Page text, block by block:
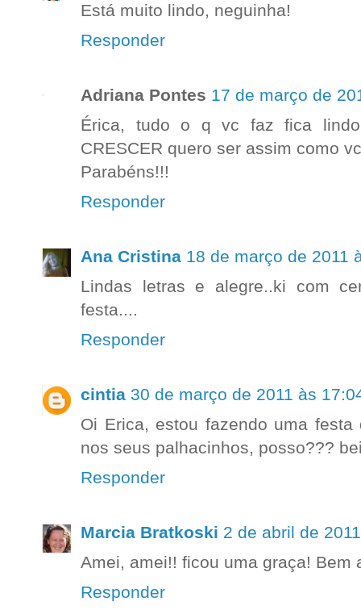
Está muito lindo, neguinha!
Responder
Adriana Pontes 17 de março de
Érica, tudo o q vc faz fica
CRESCER quero ser assim como
Parabéns!!!
Responder
Ana Cristina 18 de março de 2011
Lindas letras e alegre..ki com
festa....
Responder
cintia 30 de março de 2011 às
Oi Erica, estou fazendo uma
nos seus palhacinhos, posso???
Responder
Marcia Bratkoski 2 de abril de
Amei, amei!! ficou uma graça! Bem
Responder